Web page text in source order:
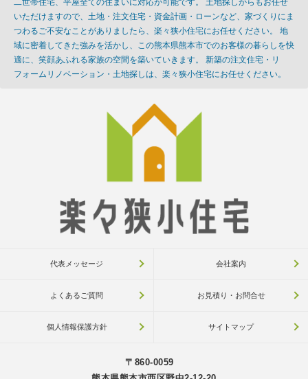
二世帯住宅、平屋全ての住まいに対応が可能です。 土地探しからもお任せ
いただけますので、土地・注文住宅・資金計画・ローンなど、家づくりにま
つわるご不安なことがありましたら、楽々狭小住宅にお任せください。 地
域に密着してきた強みを活かし、この熊本県熊本市でのお客様の暮らしを快
適に、笑顔あふれる家族の空間を築いていきます。 新築の注文住宅・リ
フォームリノベーション・土地探しは、楽々狭小住宅にお任せください。
代表メッセージ 会社案内
よくあるご質問 お見積り・お問合せ
個人情報保護方針 サイトマップ
〒860-0059